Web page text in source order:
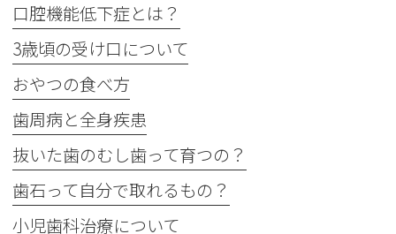
口腔機能低下症とは？
3歳頃の受け口について
おやつの食べ方
歯周病と全身疾患
抜いた歯のむし歯って育つの？
歯石って自分で取れるもの？
小児歯科治療について